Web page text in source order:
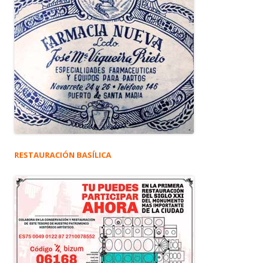
RESTAURACIÓN BASÍLICA